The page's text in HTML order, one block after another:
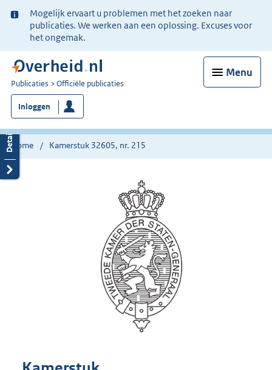
Ter
informatie:
Mogelijk ervaart u problemen met het zoeken naar
publicaties. We werken aan een oplossing. Excuses voor
het ongemak.
Menu
U
bent
nu
hier:
Publicaties Officiële publicaties
Inloggen
Home Kamerstuk 32605, nr. 215